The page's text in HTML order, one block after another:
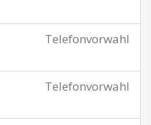
Telefonvorwahl
Telefonvorwahl